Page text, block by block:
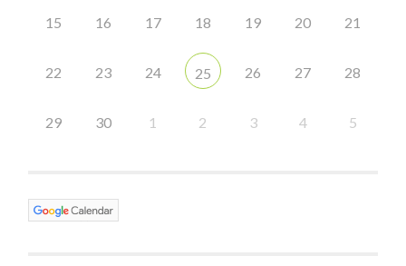
15 16 17 18 19 20 21
22 23 24 25 26 27 28
29 30 1 2 3 4 5